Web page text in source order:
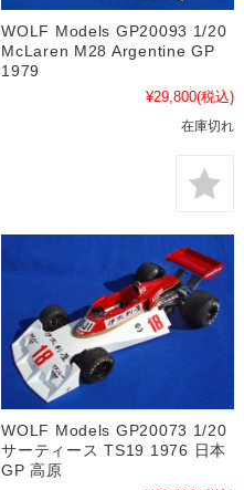
WOLF Models GP20093 1/20
McLaren M28 Argentine GP
1979
¥29,800(税込)
在庫切れ
WOLF Models GP20073 1/20
サーティース TS19 1976 日本
GP 高原